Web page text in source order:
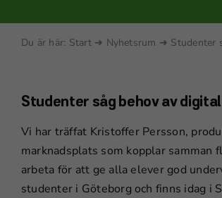
Du är här: Start➜ Nyhetsrum ➜ Studenter
Studenter såg behov av
Vi har träffat Kristoffer Persson,
marknadsplats som kopplar
arbeta för att ge alla elever god
studenter i Göteborg och finns idag i